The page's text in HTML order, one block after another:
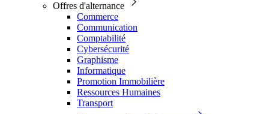
Offres d'alternance
Commerce
Communication
Comptabilité
Cybersécurité
Graphisme
Informatique
Promotion Immobilière
Ressources Humaines
Transport